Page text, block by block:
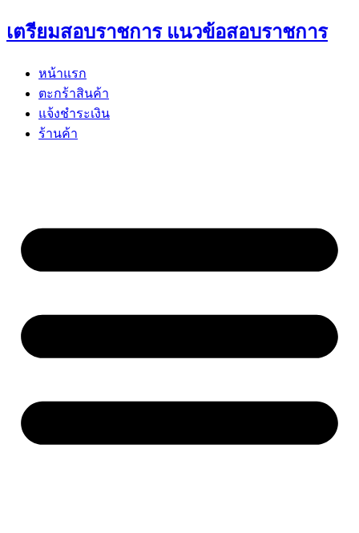
Skip
to
เตรียมสอบราชการ แนวข้อสอบราชการ
หน้าแรก
ตะกร้าสินค้า
แจ้งชำระเงิน
ร้านค้า